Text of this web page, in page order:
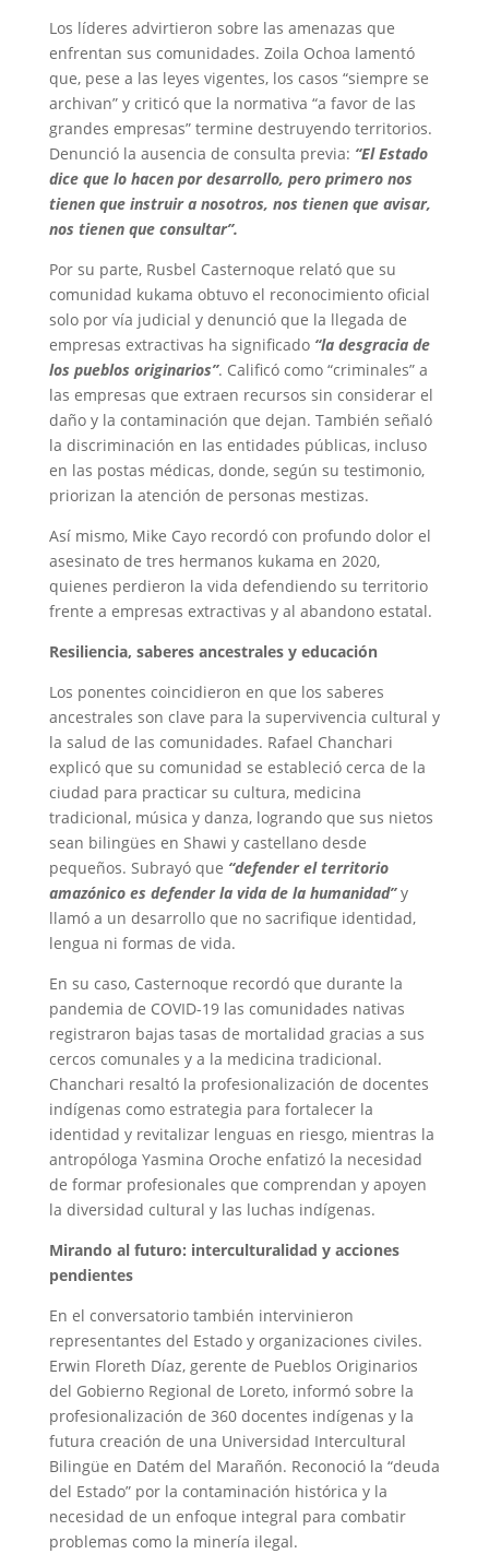
Los líderes advirtieron sobre las amenazas que
enfrentan sus comunidades. Zoila Ochoa lamentó
que, pese a las leyes vigentes, los casos “siempre se
archivan” y criticó que la normativa “a favor de las
grandes empresas” termine destruyendo territorios.
Denunció la ausencia de consulta previa: “El Estado
dice que lo hacen por desarrollo, pero primero nos
tienen que instruir a nosotros, nos tienen que avisar,
nos tienen que consultar”.
Por su parte, Rusbel Casternoque relató que su
comunidad kukama obtuvo el reconocimiento oficial
solo por vía judicial y denunció que la llegada de
empresas extractivas ha significado “la desgracia de
los pueblos originarios”. Calificó como “criminales” a
las empresas que extraen recursos sin considerar el
daño y la contaminación que dejan. También señaló
la discriminación en las entidades públicas, incluso
en las postas médicas, donde, según su testimonio,
priorizan la atención de personas mestizas.
Así mismo, Mike Cayo recordó con profundo dolor el
asesinato de tres hermanos kukama en 2020,
quienes perdieron la vida defendiendo su territorio
frente a empresas extractivas y al abandono estatal.
Resiliencia, saberes ancestrales y educación
Los ponentes coincidieron en que los saberes
ancestrales son clave para la supervivencia cultural y
la salud de las comunidades. Rafael Chanchari
explicó que su comunidad se estableció cerca de la
ciudad para practicar su cultura, medicina
tradicional, música y danza, logrando que sus nietos
sean bilingües en Shawi y castellano desde
pequeños. Subrayó que “defender el territorio
amazónico es defender la vida de la humanidad”y
llamó a un desarrollo que no sacrifique identidad,
lengua ni formas de vida.
En su caso, Casternoque recordó que durante la
pandemia de COVID-19 las comunidades nativas
registraron bajas tasas de mortalidad gracias a sus
cercos comunales y a la medicina tradicional.
Chanchari resaltó la profesionalización de docentes
indígenas como estrategia para fortalecer la
identidad y revitalizar lenguas en riesgo, mientras la
antropóloga Yasmina Oroche enfatizó la necesidad
de formar profesionales que comprendan y apoyen
la diversidad cultural y las luchas indígenas.
Mirando al futuro: interculturalidad y acciones
pendientes
En el conversatorio también intervinieron
representantes del Estado y organizaciones civiles.
Erwin Floreth Díaz, gerente de Pueblos Originarios
del Gobierno Regional de Loreto, informó sobre la
profesionalización de 360 docentes indígenas y la
futura creación de una Universidad Intercultural
Bilingüe en Datém del Marañón. Reconoció la “deuda
del Estado” por la contaminación histórica y la
necesidad de un enfoque integral para combatir
problemas como la minería ilegal.